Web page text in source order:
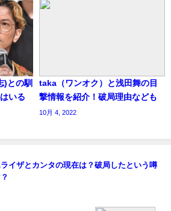
)との馴
いる
taka（ワンオク）と浅田舞の目
撃情報を紹介！破局理由なども
10月 4, 2022
イザとカンタの現在は？破局したという噂